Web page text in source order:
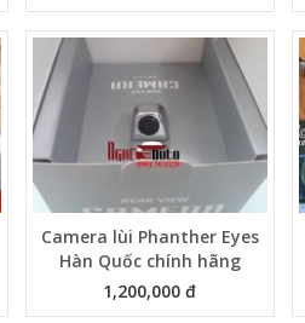
Camera lùi Phanther Eyes
Hàn Quốc chính hãng
1,200,000 đ